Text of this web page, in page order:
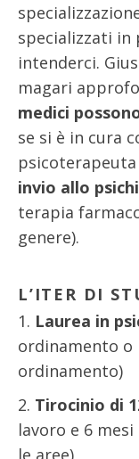
specializzati
intenderci.
magari
medici
se si è in cura
psicoterapeuta
invio allo
terapia
genere).
L’ITER DI
Laurea in
ordinamento o
ordinamento)
Tirocinio di
lavoro e 6
le aree)